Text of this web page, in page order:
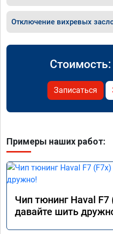
Отключение вихревых
Стоимость:
Записаться
Примеры наших работ:
Чип тюнинг Haval F7
давайте шить